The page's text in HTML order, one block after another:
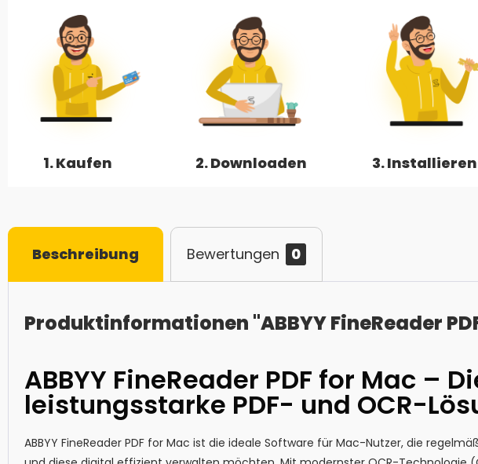
1. Kaufen 2. Downloaden 3. Installieren
Beschreibung Bewertungen 0
Produktinformationen "ABBYY FineReader
ABBYY FineReader PDF for Mac –
leistungsstarke PDF- und OCR-
ABBYY FineReader PDF for Mac ist die ideale Software für Mac-Nutzer, die